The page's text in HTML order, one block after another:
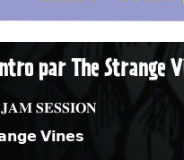
Intro par The Strange
𝐒𝐄𝐒𝐒𝐈𝐎𝐍
𝗩𝗶𝗻𝗲𝘀